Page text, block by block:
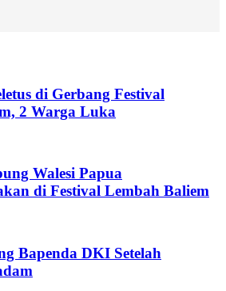
di Gerbang Festival
2 Warga Luka
Walesi Papua
di Festival Lembah Baliem
Bapenda DKI Setelah